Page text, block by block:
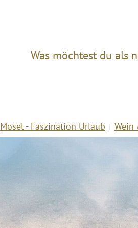
Was möchtest du als
Mosel - Faszination Urlaub Wein